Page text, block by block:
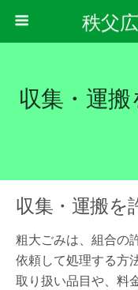
秩父
収集・運
収集・運搬を
粗大ごみは、組合の
依頼して処理する方
取り扱い品目や、料